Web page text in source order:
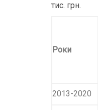
тис. грн.
Роки
2013-2020